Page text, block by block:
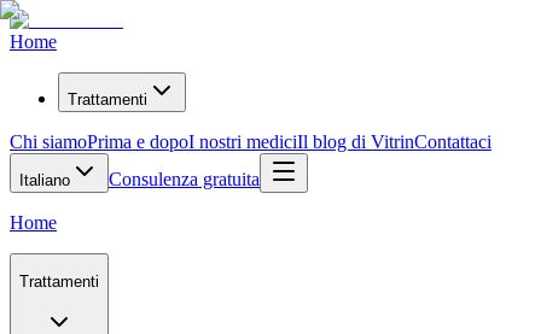
Home
Trattamenti
Chi siamoPrima e dopoI nostri mediciIl blog di VitrinContattaci
Italiano Consulenza gratuita
Home
Trattamenti